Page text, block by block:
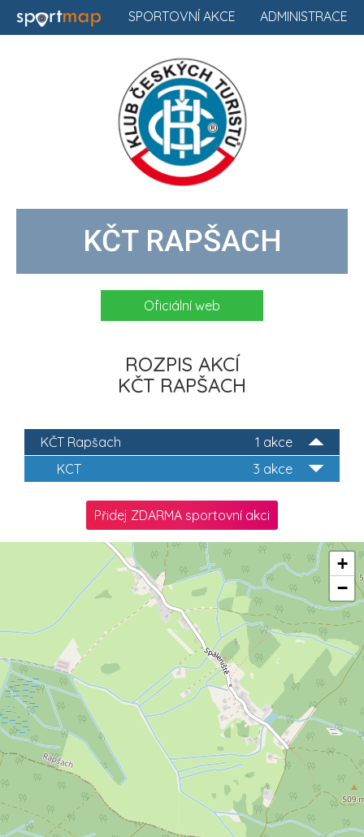
ADMINISTRACE
SPORTOVNÍ AKCE
KČT RAPŠACH
Oficiální web
ROZPIS AKCÍ
KČT RAPŠACH
1 akce
KČT Rapšach
3 akce
KCT
Přidej ZDARMA sportovní akci
+
−